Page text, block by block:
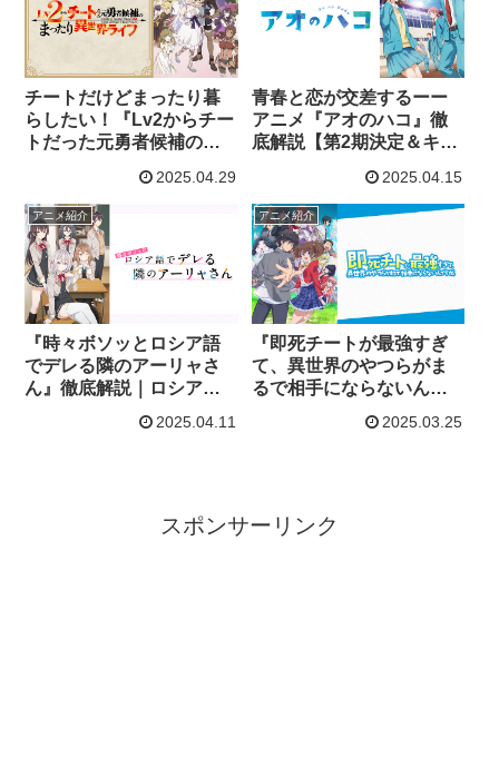
チートだけどまったり暮
らしたい！『Lv2からチー
トだった元勇者候補のま
2025.04.29
青春と恋が交差するーー
アニメ『アオのハコ』徹
底解説【第2期決定＆キャ
2025.04.15
アニメ紹介
『時々ボソッとロシア語
でデレる隣のアーリャさ
ん』徹底解説｜ロシア語×
2025.04.11
アニメ紹介
『即死チートが最強すぎ
て、異世界のやつらがま
るで相手にならないんで
強主人公の爽快感を味わ
2025.03.25
スポンサーリンク